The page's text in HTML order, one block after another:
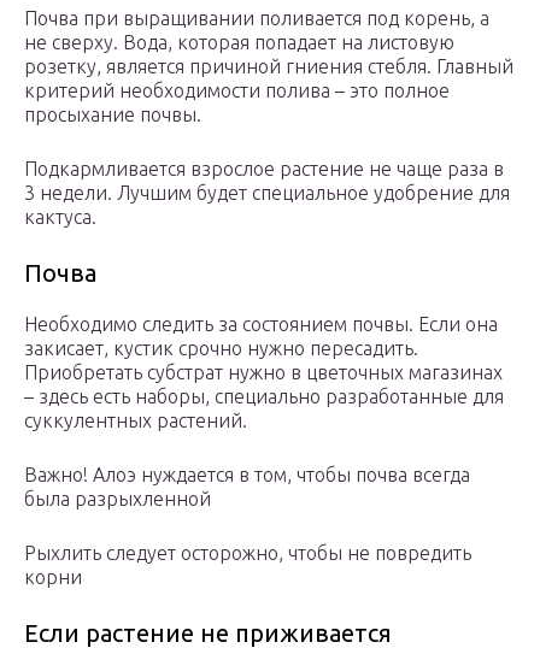
Почва при выращивании поливается под корень, а
не сверху. Вода, которая попадает на листовую
розетку, является причиной гниения стебля. Главный
критерий необходимости полива – это полное
просыхание почвы.
Подкармливается взрослое растение не чаще раза в
3 недели. Лучшим будет специальное удобрение для
кактуса.
Почва
Необходимо следить за состоянием почвы. Если она
закисает, кустик срочно нужно пересадить.
Приобретать субстрат нужно в цветочных магазинах
– здесь есть наборы, специально разработанные для
суккулентных растений.
Важно! Алоэ нуждается в том, чтобы почва всегда
была разрыхленной
Рыхлить следует осторожно, чтобы не повредить
корни
Если растение не приживается